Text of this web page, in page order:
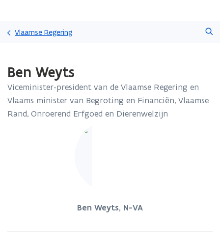
Vlaamse Regering
met
laden.
bevindt
zich
op:
Ben Weyts
Viceminister-president van de Vlaamse Regering en
Vlaams minister van Begroting en Financiën, Vlaamse
Rand, Onroerend Erfgoed en Dierenwelzijn
Ben Weyts, N-VA